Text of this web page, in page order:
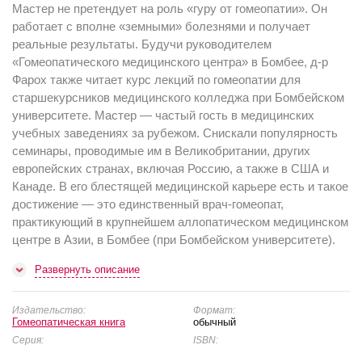
Мастер не претендует на роль «гуру от гомеопатии». Он
работает с вполне «земными» болезнями и получает
реальные результаты. Будучи руководителем
«Гомеопатического медицинского центра» в Бомбее, д-р
Фарох также читает курс лекций по гомеопатии для
старшекурсников медицинского колледжа при Бомбейском
университете. Мастер — частый гость в медицинских
учебных заведениях за рубежом. Снискали популярность
семинары, проводимые им в Великобритании, других
европейских странах, включая Россию, а также в США и
Канаде. В его блестящей медицинской карьере есть и такое
достижение — это единственный врач-гомеопат,
практикующий в крупнейшем аллопатическом медицинском
центре в Азии, в Бомбее (при Бомбейском университете).
Развернуть описание
Издательство:
Гомеопатическая книга
Серия:
Формат:
обычный
ISBN: